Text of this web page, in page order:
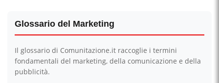
Glossario del Marketing
Il glossario di Comunitazione.it raccoglie i termini
fondamentali del marketing, della comunicazione e della
pubblicità.